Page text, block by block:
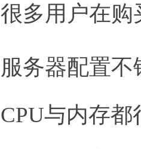
很多用户在购
服务器配置不
CPU与内存都